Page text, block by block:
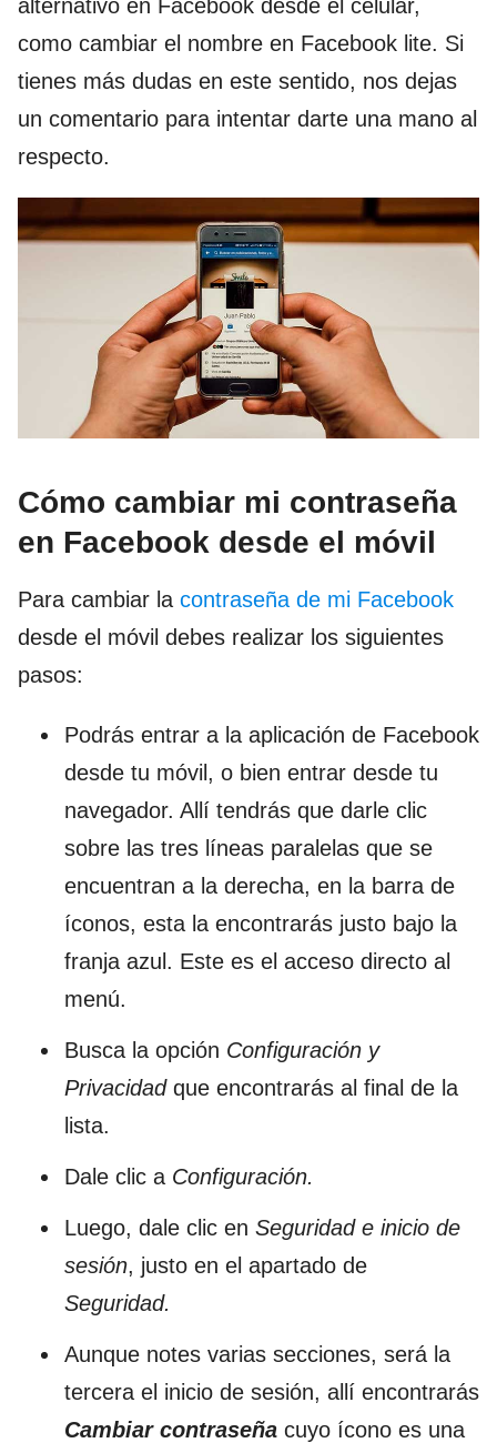
alternativo en Facebook desde el celular,
como cambiar el nombre en Facebook lite. Si
tienes más dudas en este sentido, nos dejas
un comentario para intentar darte una mano al
respecto.
Cómo cambiar mi contraseña
en Facebook desde el móvil
Para cambiar la contraseña de mi Facebook
desde el móvil debes realizar los siguientes
pasos:
Podrás entrar a la aplicación de Facebook
desde tu móvil, o bien entrar desde tu
navegador. Allí tendrás que darle clic
sobre las tres líneas paralelas que se
encuentran a la derecha, en la barra de
íconos, esta la encontrarás justo bajo la
franja azul. Este es el acceso directo al
menú.
Busca la opción Configuración y
Privacidad que encontrarás al final de la
lista.
Dale clic a Configuración.
Luego, dale clic en Seguridad e inicio de
sesión, justo en el apartado de
Seguridad.
Aunque notes varias secciones, será la
tercera el inicio de sesión, allí encontrarás
Cambiar contraseña cuyo ícono es una